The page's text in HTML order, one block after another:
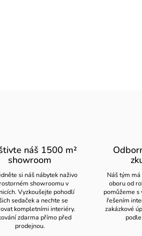
náš 1500 m²
showroom
si náš nábytek naživo
showroomu v
Vyzkoušejte pohodlí
sedaček a nechte se
kompletními interiéry.
zdarma přímo před
prodejnou.
Náš tým
oboru od
pomůžeme s
řešením
zakázkové